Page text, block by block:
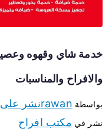
والافراح والمناسبات
بواسطة rawanنشر على
نشر في مكتب افراح